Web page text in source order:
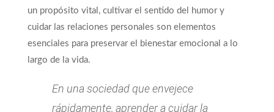
un propósito vital, cultivar el sentido del humor y
cuidar las relaciones personales son elementos
esenciales para preservar el bienestar emocional a lo
largo de la vida.
En una sociedad que envejece
rápidamente, aprender a cuidar la